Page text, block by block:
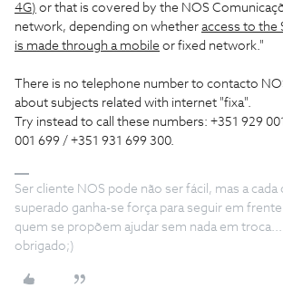
4G) or that is covered by the NOS
network, depending on whether access to the
is made through a mobile or fixed network."
There is no telephone number to contacto
about subjects related with internet "fixa".
Try instead to call these numbers: +351 929
001 699 / +351 931 699 300.
Ser cliente NOS pode não ser fácil, mas a cada
superado ganha-se força para seguir em
quem se propõem ajudar sem nada em
obrigado;)